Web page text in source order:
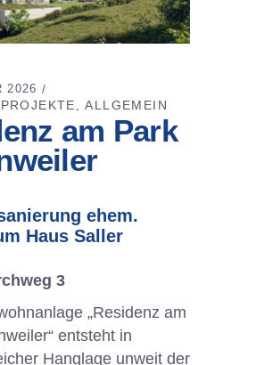
2026
,ALLGEMEIN
am Park
ehem.
Haus Saller
3
„Residenz am
entsteht in
Hanglage unweit der